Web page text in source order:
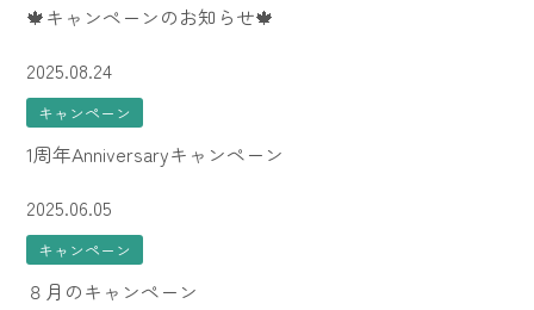
🍁キャンペーンのお知らせ🍁
2025.08.24
キャンペーン
1周年Anniversaryキャンペーン
2025.06.05
キャンペーン
８月のキャンペーン